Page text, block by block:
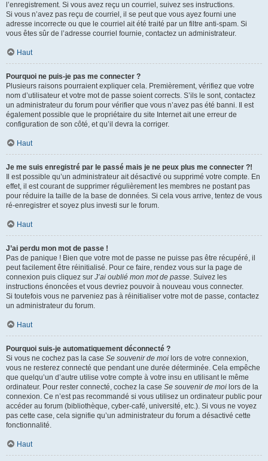
l’enregistrement. Si vous avez reçu un courriel, suivez ses instructions.
Si vous n’avez pas reçu de courriel, il se peut que vous ayez fourni une
adresse incorrecte ou que le courriel ait été traité par un filtre anti-spam. Si
vous êtes sûr de l’adresse courriel fournie, contactez un administrateur.
Haut
Pourquoi ne puis-je pas me connecter ?
Plusieurs raisons pourraient expliquer cela. Premièrement, vérifiez que votre
nom d’utilisateur et votre mot de passe soient corrects. S’ils le sont, contactez
un administrateur du forum pour vérifier que vous n’avez pas été banni. Il est
également possible que le propriétaire du site Internet ait une erreur de
configuration de son côté, et qu’il devra la corriger.
Haut
Je me suis enregistré par le passé mais je ne peux plus me connecter ?!
Il est possible qu’un administrateur ait désactivé ou supprimé votre compte. En
effet, il est courant de supprimer régulièrement les membres ne postant pas
pour réduire la taille de la base de données. Si cela vous arrive, tentez de vous
ré-enregistrer et soyez plus investi sur le forum.
Haut
J’ai perdu mon mot de passe !
Pas de panique ! Bien que votre mot de passe ne puisse pas être récupéré, il
peut facilement être réinitialisé. Pour ce faire, rendez vous sur la page de
connexion puis cliquez sur J’ai oublié mon mot de passe. Suivez les
instructions énoncées et vous devriez pouvoir à nouveau vous connecter.
Si toutefois vous ne parveniez pas à réinitialiser votre mot de passe, contactez
un administrateur du forum.
Haut
Pourquoi suis-je automatiquement déconnecté ?
Si vous ne cochez pas la case Se souvenir de moi lors de votre connexion,
vous ne resterez connecté que pendant une durée déterminée. Cela empêche
que quelqu’un d’autre utilise votre compte à votre insu en utilisant le même
ordinateur. Pour rester connecté, cochez la case Se souvenir de moi lors de la
connexion. Ce n’est pas recommandé si vous utilisez un ordinateur public pour
accéder au forum (bibliothèque, cyber-café, université, etc.). Si vous ne voyez
pas cette case, cela signifie qu’un administrateur du forum a désactivé cette
fonctionnalité.
Haut